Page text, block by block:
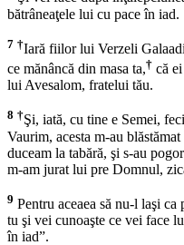
bătrâneaţele lui cu pace în iad.
7 †Iară fiilor lui Verzeli
ce mănâncă din masa ta,† că
lui Avesalom, fratelui tău.
8 †Şi, iată, cu tine e Semei,
Vaurim, acesta m-au
duceam la tabără, şi s-au
m-am jurat lui pre Domnul,
9 Pentru aceaea să nu-l laşi
tu şi vei cunoaşte ce vei face
în iad”.